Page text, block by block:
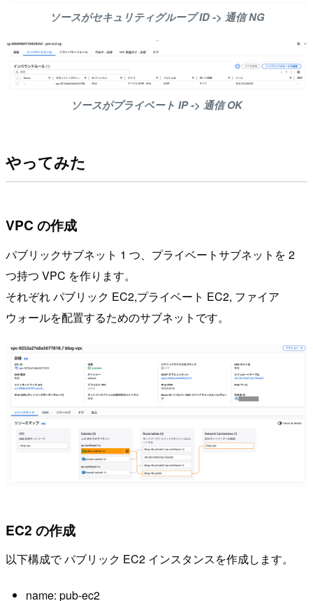
ソースがセキュリティグループ ID -> 通信 NG
ソースがプライベート IP -> 通信 OK
やってみた
VPC の作成
パブリックサブネット 1 つ、プライベートサブネットを 2
つ持つ VPC を作ります。
それぞれ パブリック EC2,プライベート EC2, ファイア
ウォールを配置するためのサブネットです。
EC2 の作成
以下構成で パブリック EC2 インスタンスを作成します。
name: pub-ec2